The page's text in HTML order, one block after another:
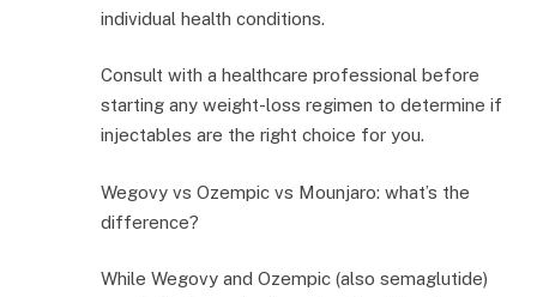
individual health conditions.
Consult with a healthcare professional before
starting any weight-loss regimen to determine if
injectables are the right choice for you.
Wegovy vs Ozempic vs Mounjaro: what’s the
difference?
While Wegovy and Ozempic (also semaglutide)